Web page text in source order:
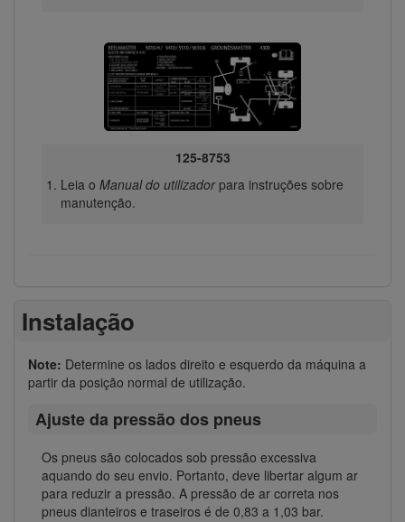
125-8753
Leia o Manual do utilizadorpara instruções sobre
manutenção.
Instalação
Note: Determine os lados direito e esquerdo da máquina a
partir da posição normal de utilização.
Ajuste da pressão dos pneus
Os pneus são colocados sob pressão excessiva
aquando do seu envio. Portanto, deve libertar algum ar
para reduzir a pressão. A pressão de ar correta nos
pneus dianteiros e traseiros é de 0,83 a 1,03 bar.